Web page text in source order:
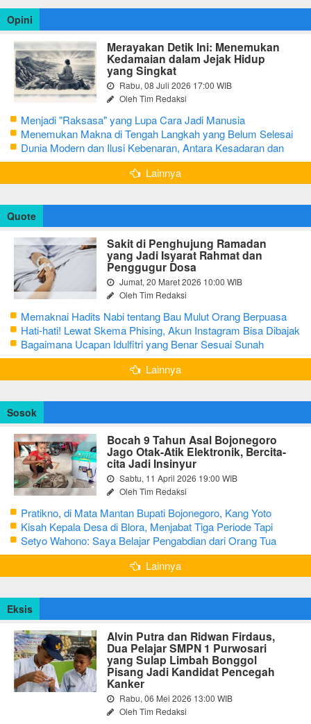
Opini
Merayakan Detik Ini: Menemukan
Kedamaian dalam Jejak Hidup
yang Singkat
Rabu, 08 Juli 2026 17:00 WIB
Oleh Tim Redaksi
Menjadi "Raksasa" yang Lupa Cara Jadi Manusia
Menemukan Makna di Tengah Langkah yang Belum Selesai
Dunia Modern dan Ilusi Kebenaran, Antara Kesadaran dan
terjebak Tipu Daya
Lainnya
Quote
Sakit di Penghujung Ramadan
yang Jadi Isyarat Rahmat dan
Penggugur Dosa
Jumat, 20 Maret 2026 10:00 WIB
Oleh Tim Redaksi
Memaknai Hadits Nabi tentang Bau Mulut Orang Berpuasa
Secara Bijak Agar Tidak Menggangu
Hati-hati! Lewat Skema Phising, Akun Instagram Bisa Dibajak
Kurang dari 3 Menit
Bagaimana Ucapan Idulfitri yang Benar Sesuai Sunah
Rasulullah
Lainnya
Sosok
Bocah 9 Tahun Asal Bojonegoro
Jago Otak-Atik Elektronik, Bercita-
cita Jadi Insinyur
Sabtu, 11 April 2026 19:00 WIB
Oleh Tim Redaksi
Pratikno, di Mata Mantan Bupati Bojonegoro, Kang Yoto
Kisah Kepala Desa di Blora, Menjabat Tiga Periode Tapi
Masih Hidup Sederhana
Setyo Wahono: Saya Belajar Pengabdian dari Orang Tua
Lainnya
Eksis
Alvin Putra dan Ridwan Firdaus,
Dua Pelajar SMPN 1 Purwosari
yang Sulap Limbah Bonggol
Pisang Jadi Kandidat Pencegah
Kanker
Rabu, 06 Mei 2026 13:00 WIB
Oleh Tim Redaksi